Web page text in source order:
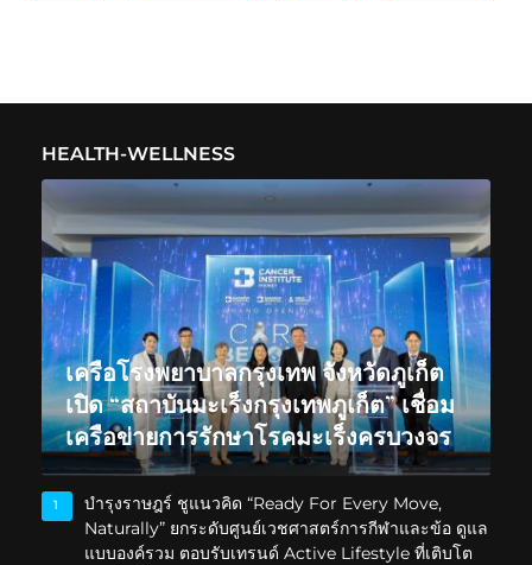
HEALTH-WELLNESS
เครือโรงพยาบาลกรุงเทพ จังหวัดภูเก็ต
เปิด “สถาบันมะเร็งกรุงเทพภูเก็ต” เชื่อม
เครือข่ายการรักษาโรคมะเร็งครบวงจร
1
บำรุงราษฎร์ ชูแนวคิด “Ready For Every Move,
Naturally” ยกระดับศูนย์เวชศาสตร์การกีฬาและข้อ ดูแล
แบบองค์รวม ตอบรับเทรนด์ Active Lifestyle ที่เติบโต